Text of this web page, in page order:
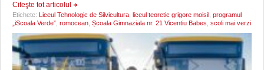
Citeşte tot articolul
Etichete: Liceul Tehnologic de Silvicultura liceul teoretic grigore moisil programul
„iScoala Verde” romocean Școala Gimnaziala nr. 21 Vicentiu Babes scoli mai verzi